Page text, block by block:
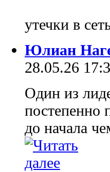
утечки в
Юлиан
28.05.26
Один из
постепенно
до начала